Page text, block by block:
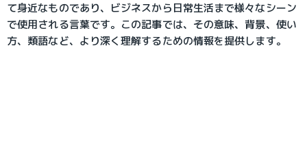
て身近なものであり、ビジネスから日常生活まで様々なシーン
で使用される言葉です。この記事では、その意味、背景、使い
方、類語など、より深く理解するための情報を提供します。